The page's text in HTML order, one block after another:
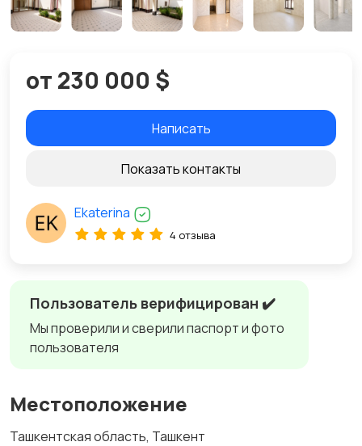
Пользователь верифицирован ✔️
Мы проверили и сверили паспорт и фото
пользователя
Местоположение
Ташкентская область, Ташкент
от 230 000 $
Написать
Показать контакты
Ekaterina
4 отзыва